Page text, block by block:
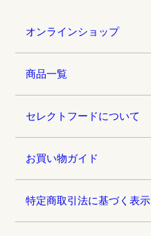
オンラインショップ
商品一覧
セレクトフードについて
お買い物ガイド
特定商取引法に基づく表示